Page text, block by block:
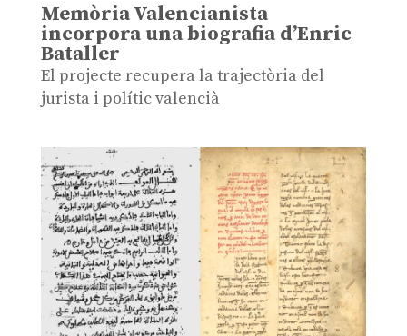
Memòria Valencianista
incorpora una biografia d’Enric
Bataller
El projecte recupera la trajectòria del
jurista i polític valencià